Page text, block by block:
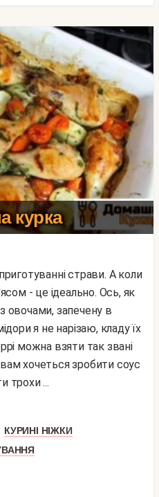
курка
- це ідеально. Ось, як
овочами, запечену в
я не нарізаю, кладу їх
можна взяти так звані
хочеться зробити соус
трохи ...
КУРИНІ НІЖКИ